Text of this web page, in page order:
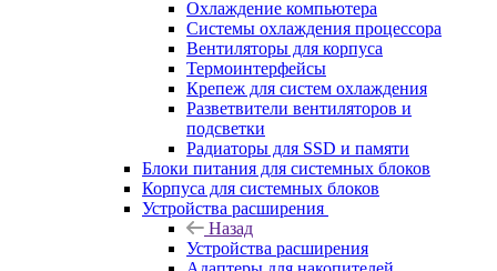
Охлаждение компьютера
Системы охлаждения процессора
Вентиляторы для корпуса
Термоинтерфейсы
Крепеж для систем охлаждения
Разветвители вентиляторов и
подсветки
Радиаторы для SSD и памяти
Блоки питания для системных блоков
Корпуса для системных блоков
Устройства расширения
Назад
Устройства расширения